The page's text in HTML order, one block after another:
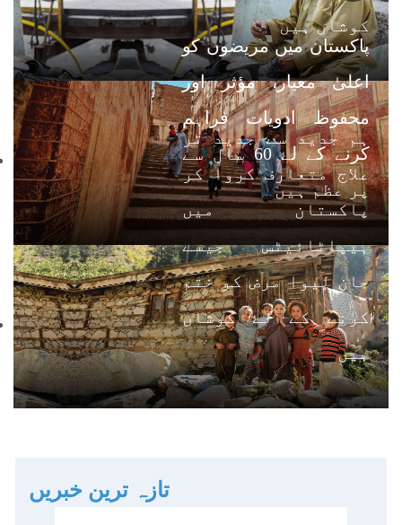
کوشاں ہیں
پاکستان میں مریضوں کو
اعلیٰ معیار، مؤثر اور
محفوظ ادویات فراہم
کرنے کے لۓ 60 سال سے
پر عظم ہیں
ہم جدید سے جدید تر
علاج متعارف کروا کر
پاکستان میں
ہیپاٹائیٹس جیسے
جان لیوا مرض کو ختم
کرنے کے لۓ کوشاں
ہیں
تازہ ترین خبریں